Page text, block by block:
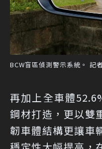
BCW盲區偵測警示系統。 記
再加上全車體
鋼材打造，更以雙
韌車體結構更讓車